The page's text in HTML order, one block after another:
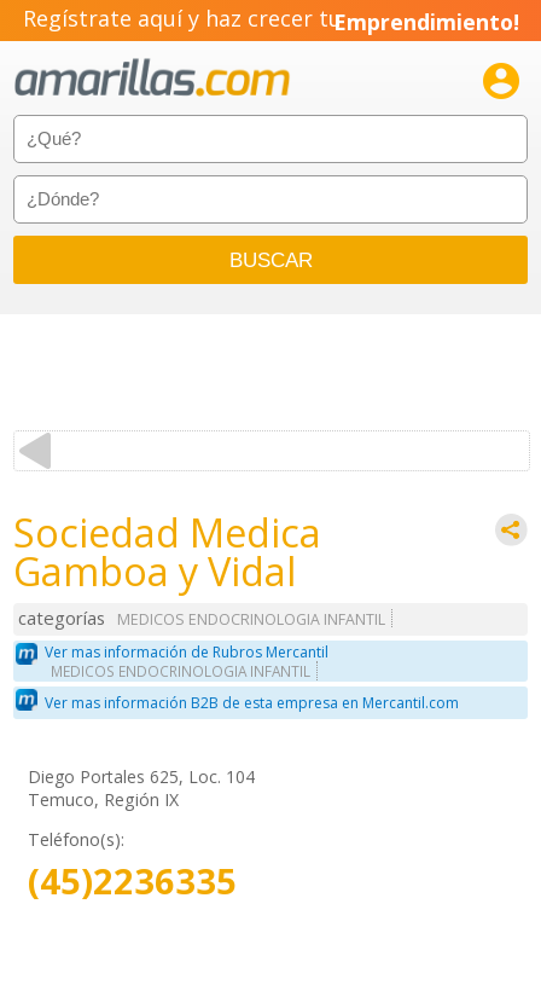
Regístrate aquí y haz crecer tuEmprendimiento!

Sociedad Medica
Gamboa y Vidal
categorías
MEDICOS ENDOCRINOLOGIA INFANTIL
Ver mas información de Rubros Mercantil
MEDICOS ENDOCRINOLOGIA INFANTIL
Ver mas información B2B de esta empresa en Mercantil.com
Diego Portales 625, Loc. 104
Temuco, Región IX
Teléfono(s):
(45)2236335